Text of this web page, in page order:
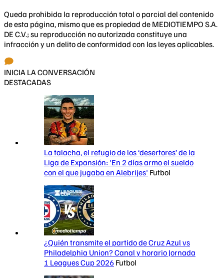
Queda prohibida la reproducción total o parcial del contenido
de esta página, mismo que es propiedad de MEDIOTIEMPO S.A.
DE C.V.; su reproducción no autorizada constituye una
infracción y un delito de conformidad con las leyes aplicables.
INICIA LA CONVERSACIÓN
DESTACADAS
La talacha, el refugio de los ‘desertores’ de la
Liga de Expansión: 'En 2 días armo el sueldo
con el que jugaba en Alebrijes' Futbol
¿Quién transmite el partido de Cruz Azul vs
Philadelphia Union? Canal y horario Jornada
1 Leagues Cup 2026 Futbol